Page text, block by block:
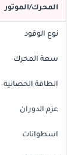
المحرك/الموتور
نوع الوقود
سعة المحرك
الطاقة الحصانية
عزم الدوران
اسطوانات